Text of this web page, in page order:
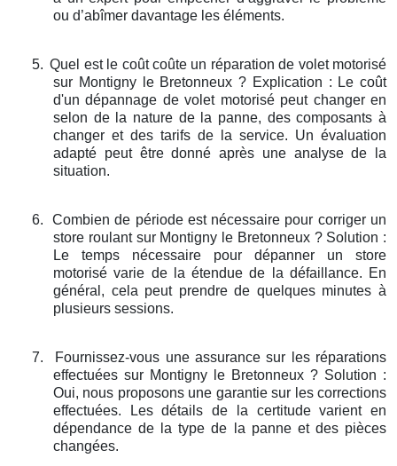
ou d’abîmer davantage les éléments.
5. Quel est le coût coûte un réparation de volet motorisé
sur Montigny le Bretonneux ? Explication : Le coût
d'un dépannage de volet motorisé peut changer en
selon de la nature de la panne, des composants à
changer et des tarifs de la service. Un évaluation
adapté peut être donné après une analyse de la
situation.
6.
Combien de période est nécessaire pour corriger un
store roulant sur Montigny le Bretonneux ? Solution :
Le temps nécessaire pour dépanner un store
motorisé varie de la étendue de la défaillance. En
général, cela peut prendre de quelques minutes à
plusieurs sessions.
7.
Fournissez-vous une assurance sur les réparations
effectuées sur Montigny le Bretonneux ? Solution :
Oui, nous proposons une garantie sur les corrections
effectuées. Les détails de la certitude varient en
dépendance de la type de la panne et des pièces
changées.